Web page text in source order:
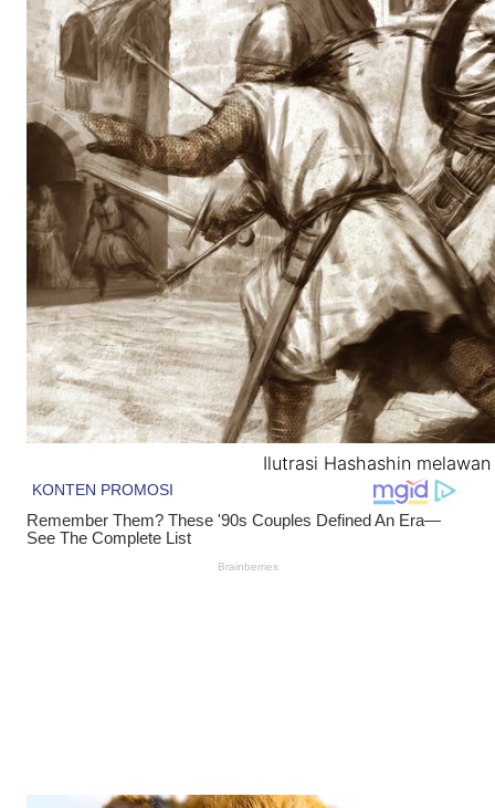
Ilutrasi Hashashin